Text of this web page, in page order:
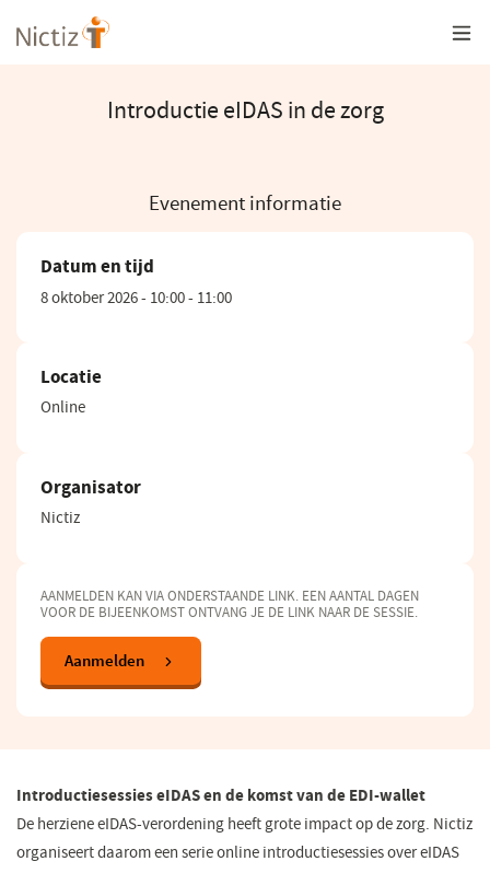
Overslaan
en
Introductie eIDAS in de zorg
Evenement informatie
Datum en tijd
8 oktober 2026 - 10:00 - 11:00
Locatie
Online
Organisator
Nictiz
AANMELDEN KAN VIA ONDERSTAANDE LINK. EEN AANTAL DAGEN
VOOR DE BIJEENKOMST ONTVANG JE DE LINK NAAR DE SESSIE.
Aanmelden
in
Introductiesessies eIDAS en de komst van de EDI-wallet
De herziene eIDAS-verordening heeft grote impact op de zorg. Nictiz
organiseert daarom een serie online introductiesessies over eIDAS